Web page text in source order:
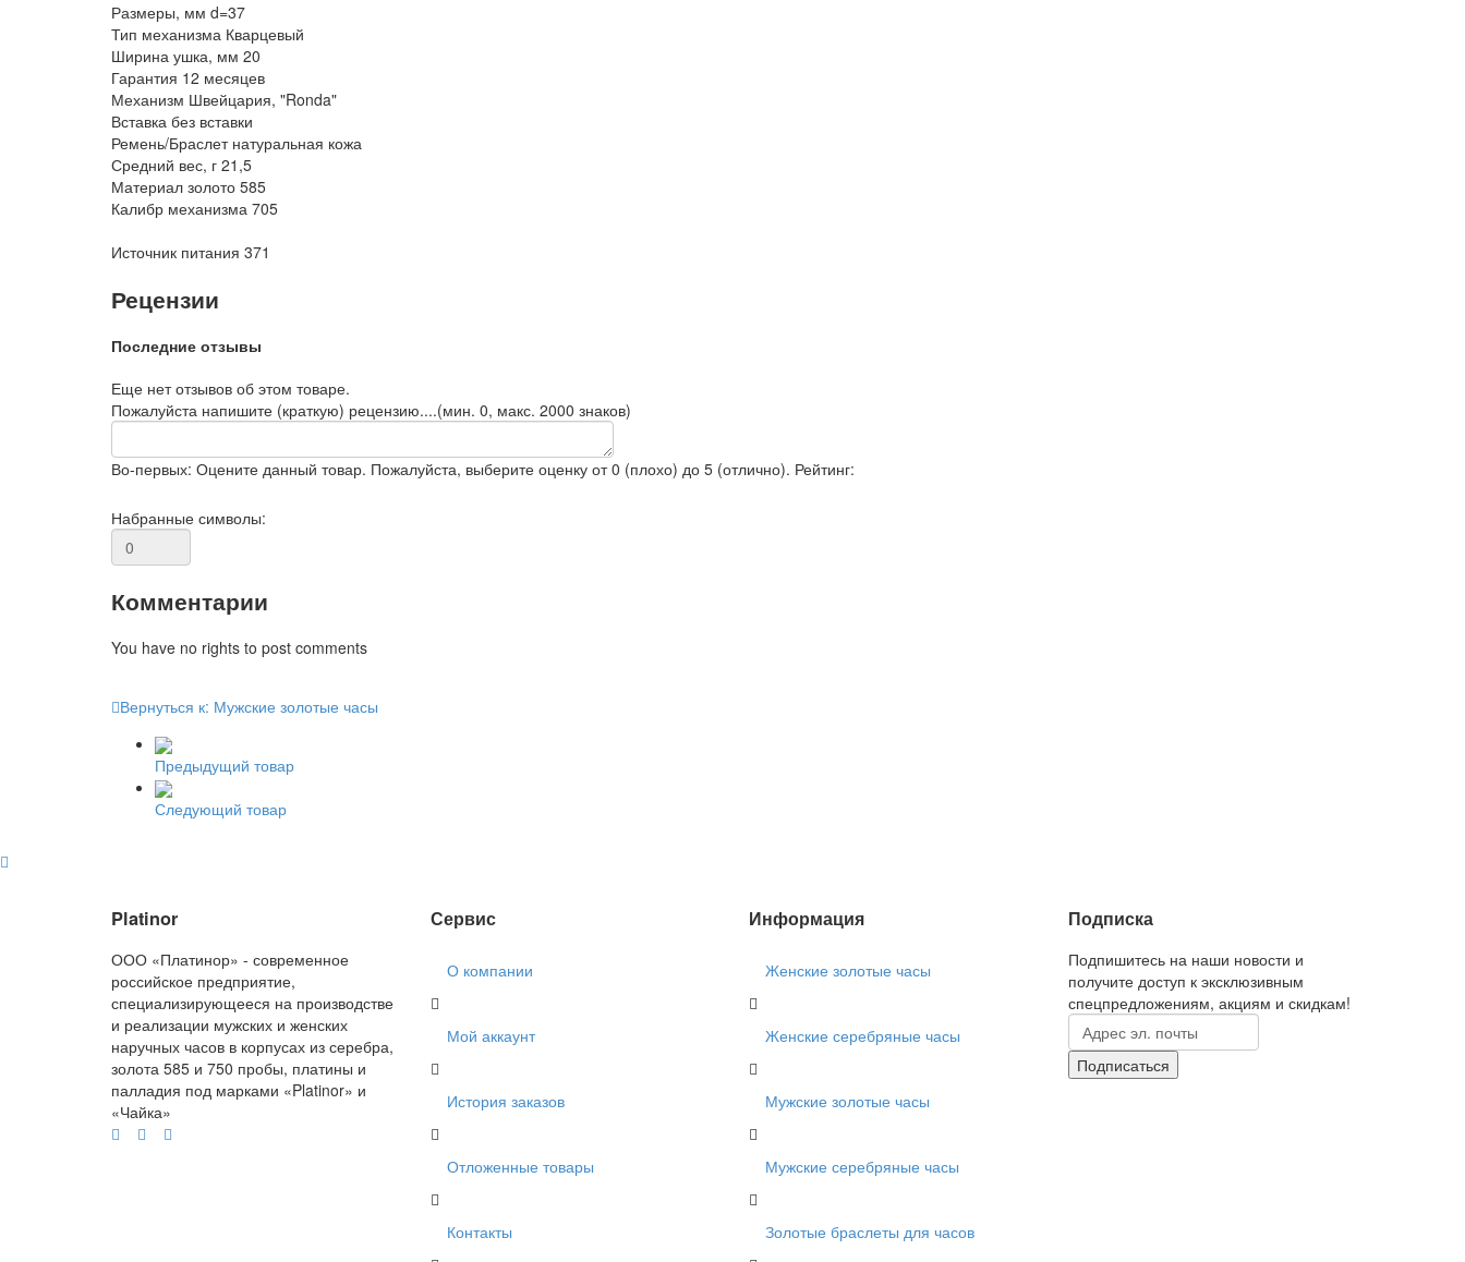
Размеры, мм d=37
Тип механизма Кварцевый
Ширина ушка, мм 20
Гарантия 12 месяцев
Механизм Швейцария, "Ronda"
Вставка без вставки
Ремень/Браслет натуральная кожа
Средний вес, г 21,5
Материал золото 585
Калибр механизма 705
Источник питания 371
Рецензии
Последние отзывы
Еще нет отзывов об этом товаре.
Пожалуйста напишите (краткую) рецензию....(мин. 0, макс. 2000 знаков)
Во-первых: Оцените данный товар. Пожалуйста, выберите оценку от 0 (плохо) до 5 (отлично). Рейтинг:
Набранные символы:
Комментарии
You have no rights to post comments
Вернуться к: Мужские золотые часы
Предыдущий товар
Следующий товар
Platinor
ООО «Платинор» - современное
российское предприятие,
специализирующееся на производстве
и реализации мужских и женских
наручных часов в корпусах из серебра,
золота 585 и 750 пробы, платины и
палладия под марками «Platinor» и
«Чайка»
Сервис
О компании
Мой аккаунт
История заказов
Отложенные товары
Контакты
Информация
Женские золотые часы
Женские серебряные часы
Мужские золотые часы
Мужские серебряные часы
Золотые браслеты для часов
Подписка
Подпишитесь на наши новости и
получите доступ к эксклюзивным
спецпредложениям, акциям и скидкам!